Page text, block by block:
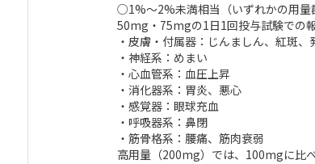
○1%～2%未満相当（いずれかの用量
50mg・75mgの1日1回投与試験での報
・皮膚・付属器：じんましん、紅斑
・神経系：めまい
・心血管系：血圧上昇
・消化器系：胃炎、悪心
・感覚器：眼球充血
・呼吸器系：鼻閉
・筋骨格系：腰痛、筋肉衰弱
高用量（200mg）では、100mgに比